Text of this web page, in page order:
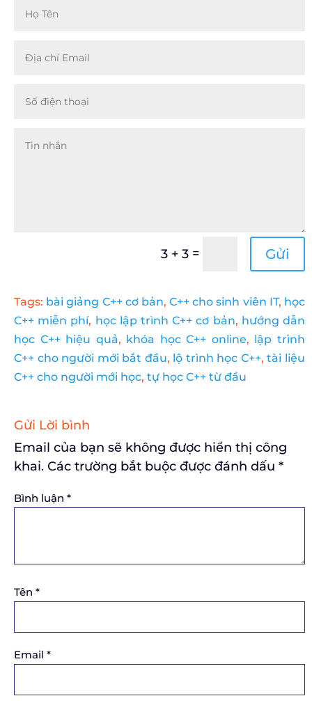
3 + 3 = Gửi
Tags: bài giảng C++ cơ bản,C++ cho sinh viên IT, học
C++ miễn phí, học lập trình C++ cơ bản, hướng dẫn
học C++ hiệu quả, khóa học C++ online, lập trình
C++ cho người mới bắt đầu, lộ trình học C++,tài liệu
C++ cho người mới học, tự học C++ từ đầu
Gửi Lời bình
Email của bạn sẽ không được hiển thị công
khai. Các trường bắt buộc được đánh dấu *
Bình luận *
Tên *
Email *